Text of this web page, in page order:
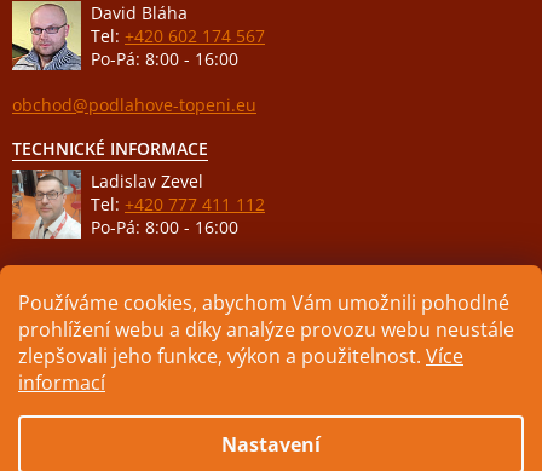
Používáme cookies, abychom Vám umožnili pohodlné
prohlížení webu a díky analýze provozu webu neustále
zlepšovali jeho funkce, výkon a použitelnost. Více
informací
Nastavení
David Bláha
Tel: +420 602 174 567
Po-Pá: 8:00 - 16:00
obchod@podlahove-topeni.eu
TECHNICKÉ INFORMACE
Ladislav Zevel
Tel: +420 777 411 112
Po-Pá: 8:00 - 16:00